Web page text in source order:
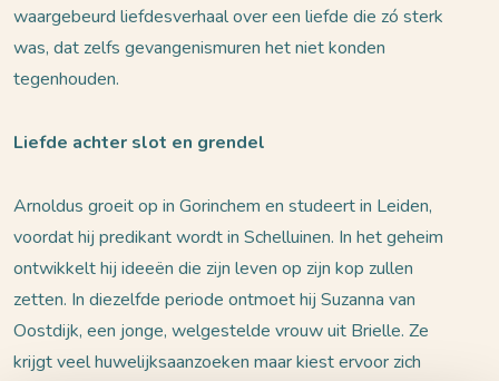
waargebeurd liefdesverhaal over een liefde die zó sterk
was, dat zelfs gevangenismuren het niet konden
tegenhouden.
Liefde achter slot en grendel
Arnoldus groeit op in Gorinchem en studeert in Leiden,
voordat hij predikant wordt in Schelluinen. In het geheim
ontwikkelt hij ideeën die zijn leven op zijn kop zullen
zetten. In diezelfde periode ontmoet hij Suzanna van
Oostdijk, een jonge, welgestelde vrouw uit Brielle. Ze
krijgt veel huwelijksaanzoeken maar kiest ervoor zich